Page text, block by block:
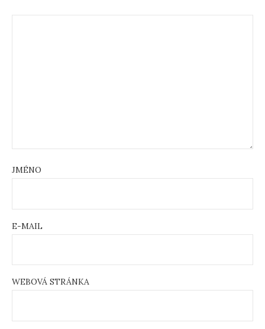
JMÉNO
E-MAIL
WEBOVÁ STRÁNKA